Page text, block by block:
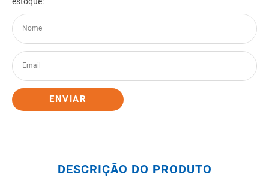
ENVIAR
DESCRIÇÃO DO PRODUTO
9º porta